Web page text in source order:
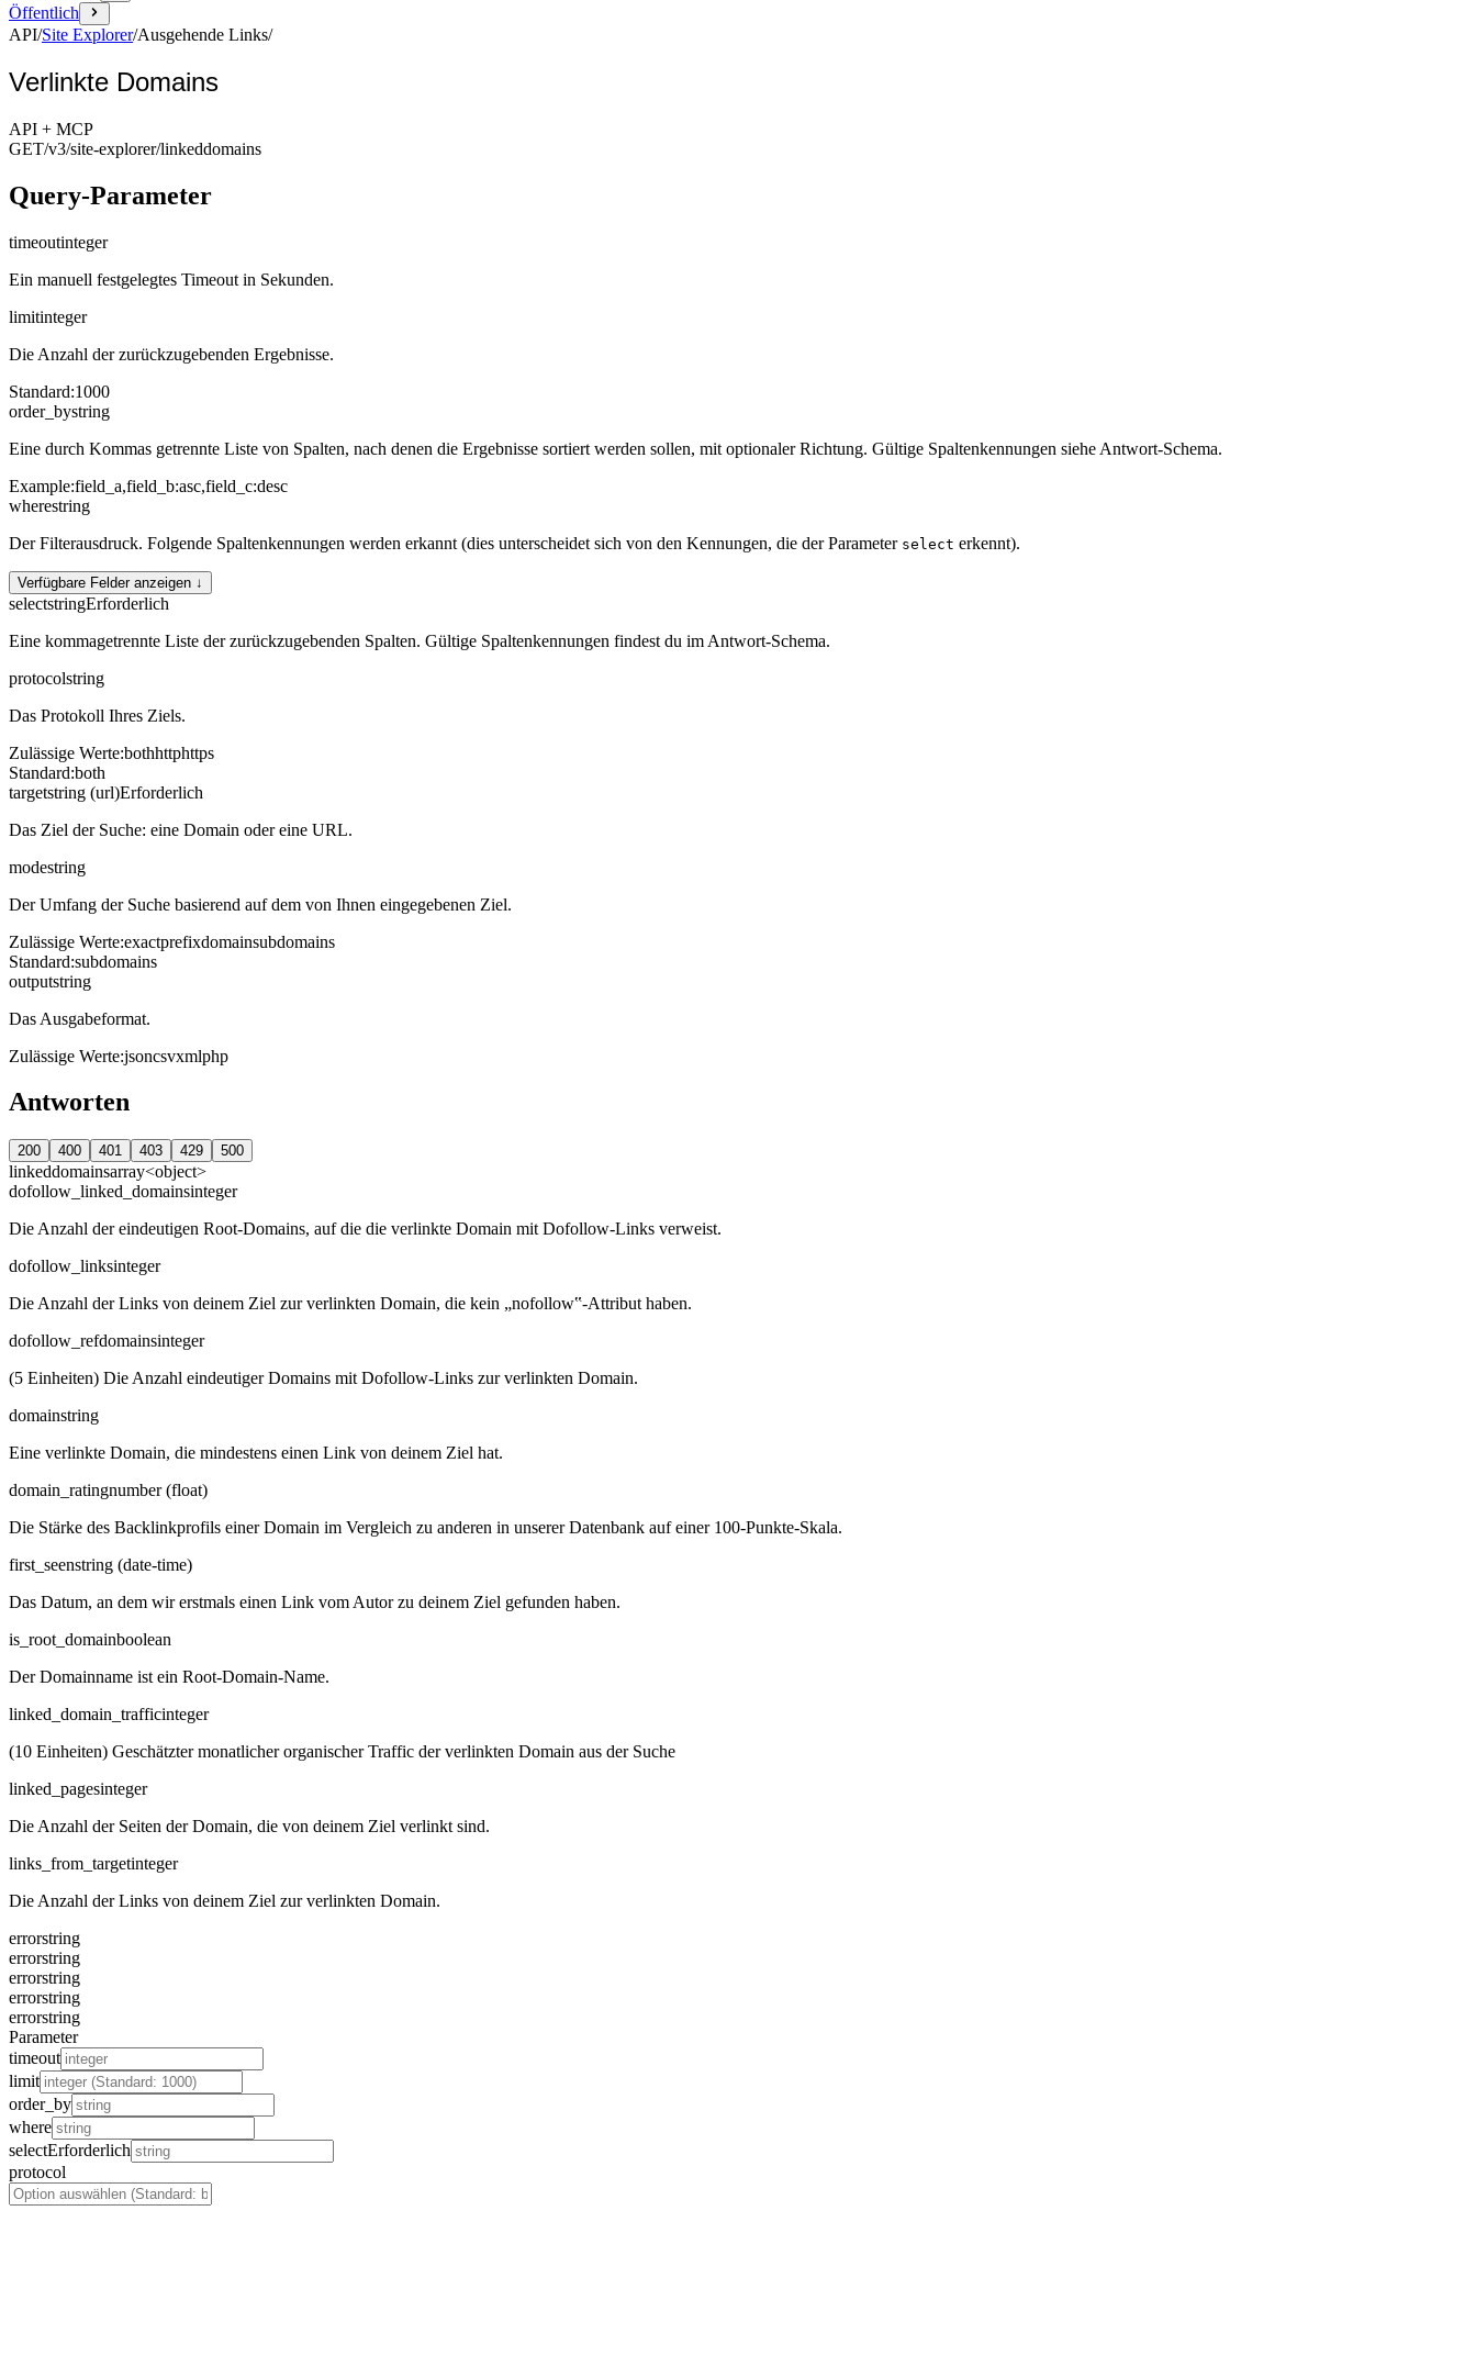
Öffentlich
API/Site Explorer/Ausgehende Links/
Verlinkte Domains
API + MCP
GET/v3/site-explorer/linkeddomains
Query-Parameter
timeoutinteger
Ein manuell festgelegtes Timeout in Sekunden.
limitinteger
Die Anzahl der zurückzugebenden Ergebnisse.
Standard:1000
order_bystring
Eine durch Kommas getrennte Liste von Spalten, nach denen die Ergebnisse sortiert werden sollen, mit optionaler Richtung. Gültige Spaltenkennungen siehe Antwort-Schema.
Example:field_a,field_b:asc,field_c:desc
wherestring
Der Filterausdruck. Folgende Spaltenkennungen werden erkannt (dies unterscheidet sich von den Kennungen, die der Parameter select erkennt).
Verfügbare Felder anzeigen ↓
selectstringErforderlich
Eine kommagetrennte Liste der zurückzugebenden Spalten. Gültige Spaltenkennungen findest du im Antwort-Schema.
protocolstring
Das Protokoll Ihres Ziels.
Zulässige Werte:bothhttphttps
Standard:both
targetstring (url)Erforderlich
Das Ziel der Suche: eine Domain oder eine URL.
modestring
Der Umfang der Suche basierend auf dem von Ihnen eingegebenen Ziel.
Zulässige Werte:exactprefixdomainsubdomains
Standard:subdomains
outputstring
Das Ausgabeformat.
Zulässige Werte:jsoncsvxmlphp
Antworten
200 400 401 403 429 500
linkeddomainsarray<object>
dofollow_linked_domainsinteger
Die Anzahl der eindeutigen Root-Domains, auf die die verlinkte Domain mit Dofollow-Links verweist.
dofollow_linksinteger
Die Anzahl der Links von deinem Ziel zur verlinkten Domain, die kein „nofollow‟-Attribut haben.
dofollow_refdomainsinteger
(5 Einheiten) Die Anzahl eindeutiger Domains mit Dofollow-Links zur verlinkten Domain.
domainstring
Eine verlinkte Domain, die mindestens einen Link von deinem Ziel hat.
domain_ratingnumber (float)
Die Stärke des Backlinkprofils einer Domain im Vergleich zu anderen in unserer Datenbank auf einer 100-Punkte-Skala.
first_seenstring (date-time)
Das Datum, an dem wir erstmals einen Link vom Autor zu deinem Ziel gefunden haben.
is_root_domainboolean
Der Domainname ist ein Root-Domain-Name.
linked_domain_trafficinteger
(10 Einheiten) Geschätzter monatlicher organischer Traffic der verlinkten Domain aus der Suche
linked_pagesinteger
Die Anzahl der Seiten der Domain, die von deinem Ziel verlinkt sind.
links_from_targetinteger
Die Anzahl der Links von deinem Ziel zur verlinkten Domain.
errorstring
errorstring
errorstring
errorstring
errorstring
Parameter
timeout
limit
order_by
where
selectErforderlich
protocol